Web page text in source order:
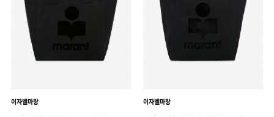
이자벨마랑 이자벨마랑